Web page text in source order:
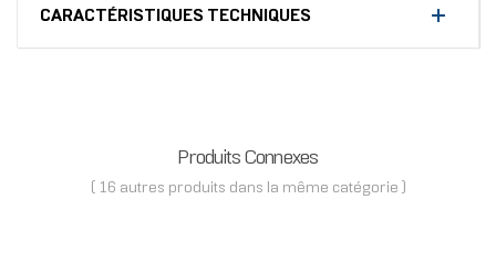
CARACTÉRISTIQUES TECHNIQUES
Produits Connexes
( 16 autres produits dans la même catégorie )